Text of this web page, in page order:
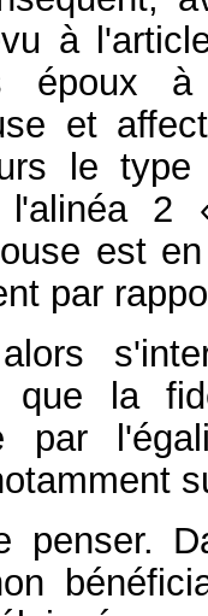
à
époux à
et
le type
2
est
par
que la
par
penser.